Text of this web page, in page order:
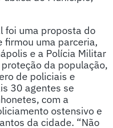
foi uma proposta do
firmou uma parceria,
e a Polícia Militar
da população,
de policiais e
30 agentes se
com a
ostensivo e
da cidade. “Não